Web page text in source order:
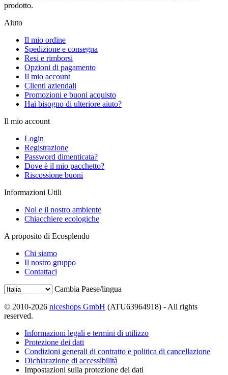
prodotto.
Aiuto
Il mio ordine
Spedizione e consegna
Resi e rimborsi
Opzioni di pagamento
Il mio account
Clienti aziendali
Promozioni e buoni acquisto
Hai bisogno di ulteriore aiuto?
Il mio account
Login
Registrazione
Password dimenticata?
Dove è il mio pacchetto?
Riscossione buoni
Informazioni Utili
Noi e il nostro ambiente
Chiacchiere ecologiche
A proposito di Ecosplendo
Chi siamo
Il nostro gruppo
Contattaci
Cambia Paese/lingua
© 2010-2026 niceshops GmbH (ATU63964918) - All rights
reserved.
Informazioni legali e termini di utilizzo
Protezione dei dati
Condizioni generali di contratto e politica di cancellazione
Dichiarazione di accessibilità
Impostazioni sulla protezione dei dati